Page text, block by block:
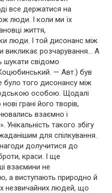
все держатися на
люди. І коли ми їх
життя,
люди. І той дисонанс між
викликає розчарування… А
шукати свідомо
— Авт.) був
того дисонансу між
особою. Щодалі
грані його творів,
взаємно і
такого збігу
для спілкування.
долучитися до
краси. І ще
взаємини не
а виступають природно й
незвичайних людей, що